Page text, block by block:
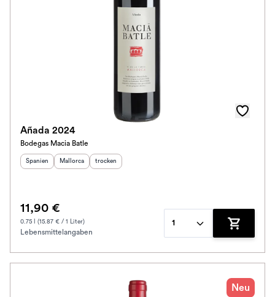
Añada 2024
Bodegas Macia Batle
Herkunftsland:
Spanien Herkunftsregion:
Mallorca Geschmack
trocken
11,90 €
0.75 l (15.87 € / 1 Liter)
Lebensmittelangaben
1
Zum
Neu